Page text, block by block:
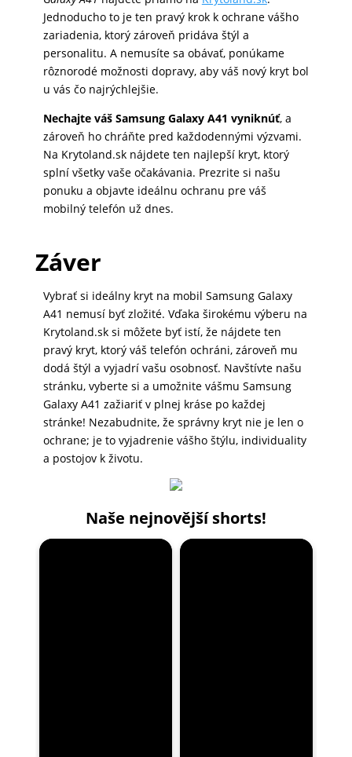
Jednoducho to je ten pravý krok k ochrane vášho
zariadenia, ktorý zároveň pridáva štýl a
personalitu. A nemusíte sa obávať, ponúkame
rôznorodé možnosti dopravy, aby váš nový kryt bol
u vás čo najrýchlejšie.
Nechajte váš Samsung Galaxy A41 vyniknúť, a
zároveň ho chráňte pred každodennými výzvami.
Na Krytoland.sk nájdete ten najlepší kryt, ktorý
splní všetky vaše očakávania. Prezrite si našu
ponuku a objavte ideálnu ochranu pre váš
mobilný telefón už dnes.
Záver
Vybrať si ideálny kryt na mobil Samsung Galaxy
A41 nemusí byť zložité. Vďaka širokému výberu na
Krytoland.sk si môžete byť istí, že nájdete ten
pravý kryt, ktorý váš telefón ochráni, zároveň mu
dodá štýl a vyjadrí vašu osobnosť. Navštívte našu
stránku, vyberte si a umožnite vášmu Samsung
Galaxy A41 zažiariť v plnej kráse po každej
stránke! Nezabudnite, že správny kryt nie je len o
ochrane; je to vyjadrenie vášho štýlu, individuality
a postojov k životu.
Naše nejnovější shorts!